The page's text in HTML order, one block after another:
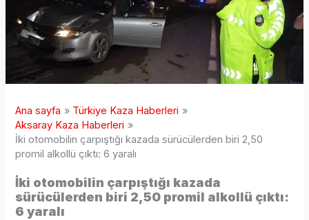
Ana sayfa
Türkiye Kaza Haberleri
Aksaray Kaza Haberleri
İki otomobilin çarpıştığı kazada sürücülerden biri 2,50
promil alkollü çıktı: 6 yaralı
İki otomobilin çarpıştığı kazada
sürücülerden biri 2,50 promil alkollü çıktı:
6 yaralı